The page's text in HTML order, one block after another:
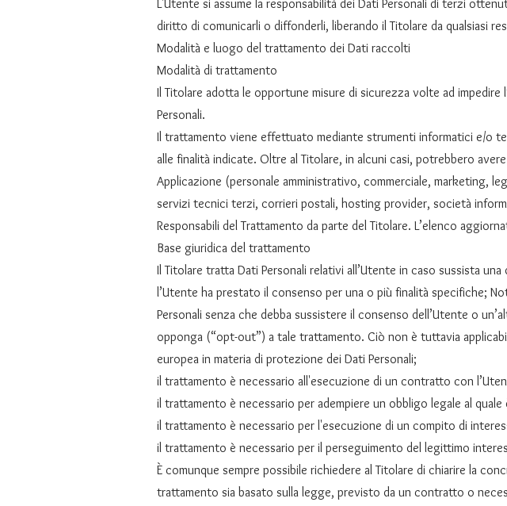
L'Utente si assume la responsabilità dei Dati Personali di terzi
diritto di comunicarli o diffonderli, liberando il Titolare da qualsiasi
Modalità e luogo del trattamento dei Dati raccolti
Modalità di trattamento
Il Titolare adotta le opportune misure di sicurezza volte ad
Personali.
Il trattamento viene effettuato mediante strumenti informatici e/o
alle finalità indicate. Oltre al Titolare, in alcuni casi, potrebbero
Applicazione (personale amministrativo, commerciale, marketing,
servizi tecnici terzi, corrieri postali, hosting provider, società
Responsabili del Trattamento da parte del Titolare. L’elenco
Base giuridica del trattamento
Il Titolare tratta Dati Personali relativi all’Utente in caso sussista
l’Utente ha prestato il consenso per una o più finalità specifiche;
Personali senza che debba sussistere il consenso dell’Utente o
opponga (“opt-out”) a tale trattamento. Ciò non è tuttavia
europea in materia di protezione dei Dati Personali;
il trattamento è necessario all'esecuzione di un contratto con
il trattamento è necessario per adempiere un obbligo legale al
il trattamento è necessario per l'esecuzione di un compito di
il trattamento è necessario per il perseguimento del legittimo
È comunque sempre possibile richiedere al Titolare di chiarire la
trattamento sia basato sulla legge, previsto da un contratto o